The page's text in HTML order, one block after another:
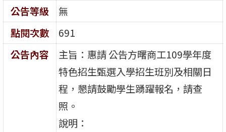
公告等級
無
點閱次數
691
公告內容
主旨：惠請 公告方曙商工109學年度
特色招生甄選入學招生班別及相關日
程，懇請鼓勵學生踴躍報名，請查
照。
說明：